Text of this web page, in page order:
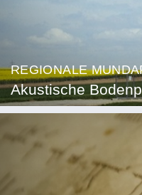
REGIONALE
Akustische